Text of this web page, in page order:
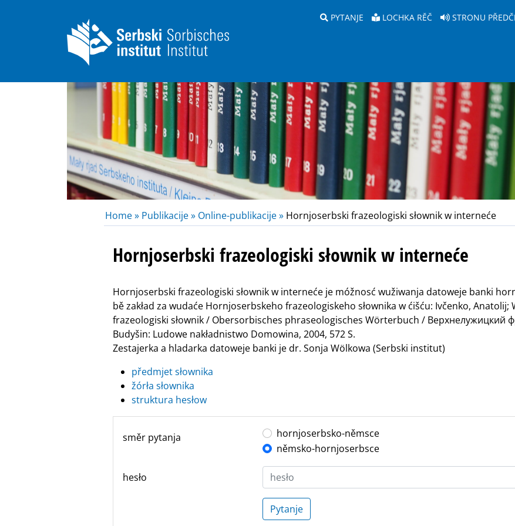
PYTANJE LOCHKA RĚČ STRONU
Home » Publikacije » Online-publikacije » Hornjoserbski frazeologiski słownik w interneće
Hornjoserbski frazeologiski słownik w interneće
Hornjoserbski frazeologiski słownik w interneće je móžnosć wužiwanja datoweje banki
bě zakład za wudaće Hornjoserbskeho frazeologiskeho słownika w ćišću: Ivčenko,
frazeologiski słownik / Obersorbisches phraseologisches Wörterbuch / Верхнелужицкий
Budyšin: Ludowe nakładnistwo Domowina, 2004, 572 S.
Zestajerka a hladarka datoweje banki je dr. Sonja Wölkowa (Serbski institut)
předmjet słownika
žórła słownika
struktura hesłow
směr pytanja
hornjoserbsko-němsce
němsko-hornjoserbsce
hesło
Pytanje